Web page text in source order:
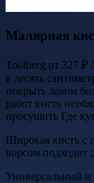
Малярная
Toolberg от 327 ₽
в десять
покрыть лаком
работ кисть
просушить Где
Широкая кисть с
ворсом подходит
Универсальный и